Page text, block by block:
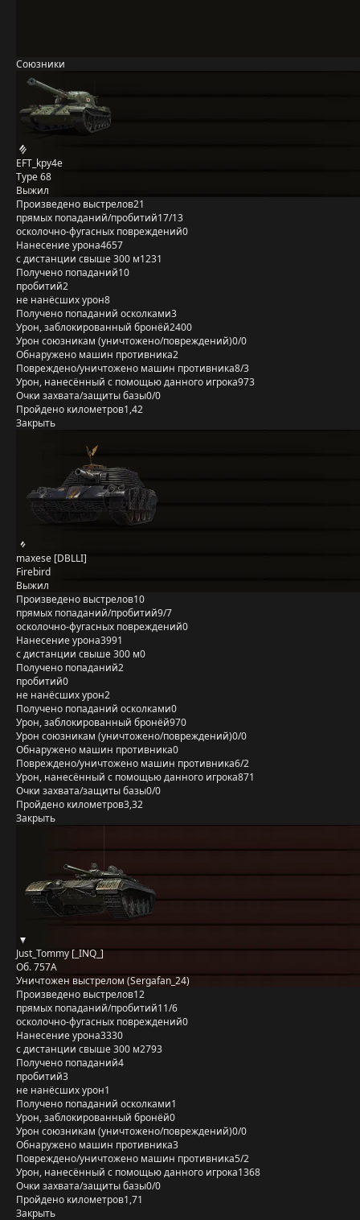
Союзники
EFT_kpy4e
Type 68
Выжил
Произведено выстрелов21
прямых попаданий/пробитий17/13
осколочно-фугасных повреждений0
Нанесение урона4657
с дистанции свыше 300 м1231
Получено попаданий10
пробитий2
не нанёсших урон8
Получено попаданий осколками3
Урон, заблокированный бронёй2400
Урон союзникам (уничтожено/повреждений)0/0
Обнаружено машин противника2
Повреждено/уничтожено машин противника8/3
Урон, нанесённый с помощью данного игрока973
Очки захвата/защиты базы0/0
Пройдено километров1,42
Закрыть
maxese [DBLLI]
Firebird
Выжил
Произведено выстрелов10
прямых попаданий/пробитий9/7
осколочно-фугасных повреждений0
Нанесение урона3991
с дистанции свыше 300 м0
Получено попаданий2
пробитий0
не нанёсших урон2
Получено попаданий осколками0
Урон, заблокированный бронёй970
Урон союзникам (уничтожено/повреждений)0/0
Обнаружено машин противника0
Повреждено/уничтожено машин противника6/2
Урон, нанесённый с помощью данного игрока871
Очки захвата/защиты базы0/0
Пройдено километров3,32
Закрыть
Just_Tommy [_INQ_]
Об. 757А
Уничтожен выстрелом (Sergafan_24)
Произведено выстрелов12
прямых попаданий/пробитий11/6
осколочно-фугасных повреждений0
Нанесение урона3330
с дистанции свыше 300 м2793
Получено попаданий4
пробитий3
не нанёсших урон1
Получено попаданий осколками1
Урон, заблокированный бронёй0
Урон союзникам (уничтожено/повреждений)0/0
Обнаружено машин противника3
Повреждено/уничтожено машин противника5/2
Урон, нанесённый с помощью данного игрока1368
Очки захвата/защиты базы0/0
Пройдено километров1,71
Закрыть